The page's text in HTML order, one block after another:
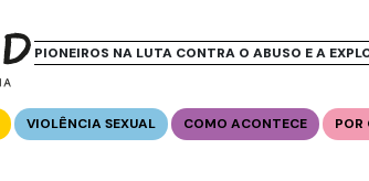
PIONEIROS NA LUTA CONTRA O ABUSO E A
VIOLÊNCIA SEXUAL COMO ACONTECE POR